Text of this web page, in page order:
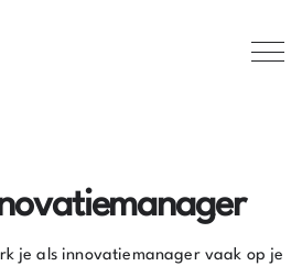
je als innovatiemanager vaak op je